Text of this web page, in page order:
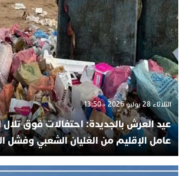
الثلاثاء 28 يوليو 2026 - 13:50
عيد العرش بالجديدة: احتفالات فوق تلال
عامل الإقليم من الغليان الشعبي وفشل